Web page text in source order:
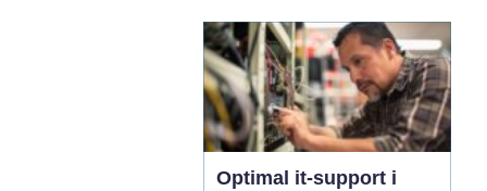
Optimal it-support i